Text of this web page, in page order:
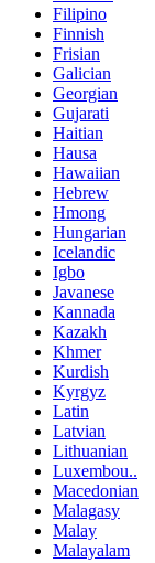
Filipino
Finnish
Frisian
Galician
Georgian
Gujarati
Haitian
Hausa
Hawaiian
Hebrew
Hmong
Hungarian
Icelandic
Igbo
Javanese
Kannada
Kazakh
Khmer
Kurdish
Kyrgyz
Latin
Latvian
Lithuanian
Luxembou..
Macedonian
Malagasy
Malay
Malayalam